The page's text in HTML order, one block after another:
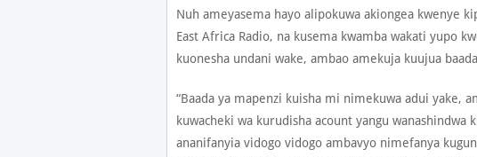
Nuh ameyasema hayo alipokuwa akiongea kwenye
East Africa Radio, na kusema kwamba wakati yupo
kuonesha undani wake, ambao amekuja kuujua
“Baada ya mapenzi kuisha mi nimekuwa adui yake,
kuwacheki wa kurudisha acount yangu
ananifanyia vidogo vidogo ambavyo nimefanya